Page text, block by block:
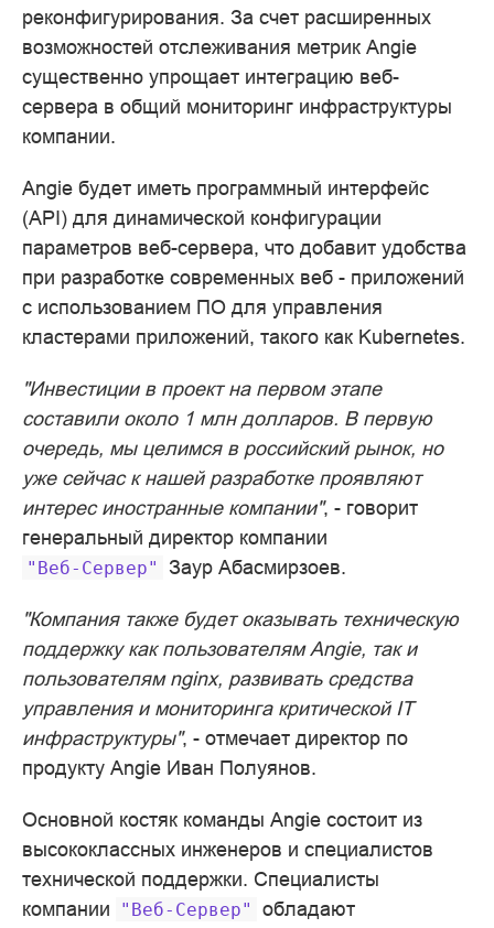
реконфигурирования. За счет расширенных
возможностей отслеживания метрик Angie
существенно упрощает интеграцию веб-
сервера в общий мониторинг инфраструктуры
компании.
Angie будет иметь программный интерфейс
(API) для динамической конфигурации
параметров веб-сервера, что добавит удобства
при разработке современных веб - приложений
с использованием ПО для управления
кластерами приложений, такого как Kubernetes.
"Инвестиции в проект на первом этапе
составили около 1 млн долларов. В первую
очередь, мы целимся в российский рынок, но
уже сейчас к нашей разработке проявляют
интерес иностранные компании", - говорит
генеральный директор компании
"Веб-Сервер" Заур Абасмирзоев.
"Компания также будет оказывать техническую
поддержку как пользователям Angie, так и
пользователям nginx, развивать средства
управления и мониторинга критической IT
инфраструктуры", - отмечает директор по
продукту Angie Иван Полуянов.
Основной костяк команды Angie состоит из
высококлассных инженеров и специалистов
технической поддержки. Специалисты
компании
"Веб-Сервер"
обладают